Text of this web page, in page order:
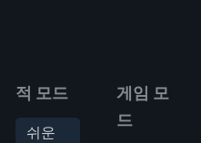
적 모드
쉬운
게임 모
드